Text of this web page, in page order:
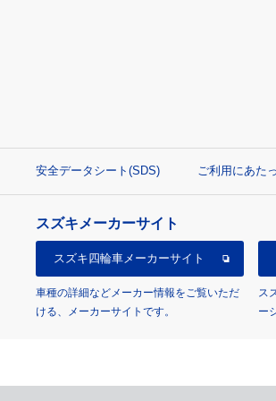
安全データシート(SDS) ご利用にあた
スズキメーカーサイト
スズキ四輪車メーカーサイト
車種の詳細などメーカー情報をご覧いただ
ける、メーカーサイトです。
ス
ー